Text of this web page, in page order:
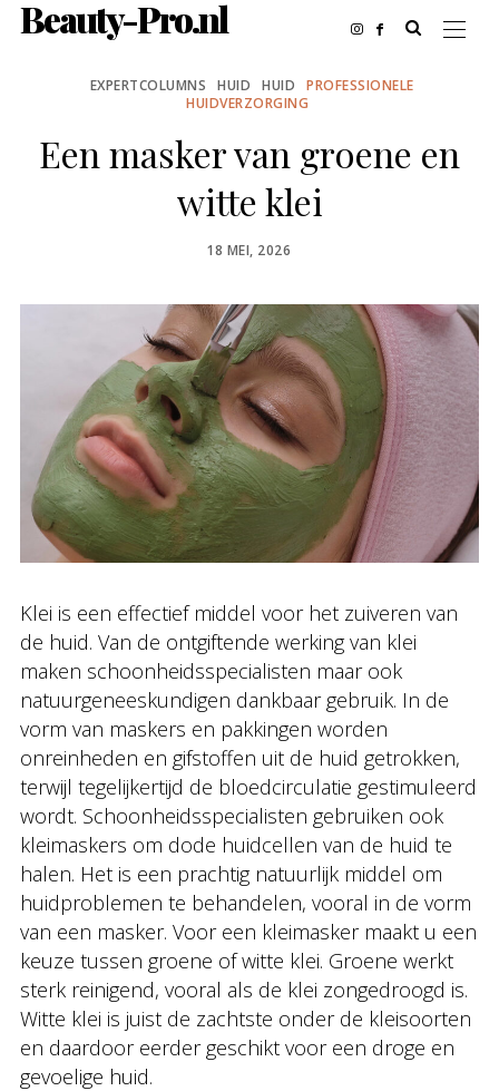
Beauty-Pro.nl
EXPERTCOLUMNS HUID HUID
PROFESSIONELE
HUIDVERZORGING
Een masker van groene en
witte klei
POSTED
18 MEI, 2026
Klei is een effectief middel voor het zuiveren van
de huid. Van de ontgiftende werking van klei
maken schoonheidsspecialisten maar ook
natuurgeneeskundigen dankbaar gebruik. In de
vorm van maskers en pakkingen worden
onreinheden en gifstoffen uit de huid getrokken,
terwijl tegelijkertijd de bloedcirculatie gestimuleerd
wordt. Schoonheidsspecialisten gebruiken ook
kleimaskers om dode huidcellen van de huid te
halen. Het is een prachtig natuurlijk middel om
huidproblemen te behandelen, vooral in de vorm
van een masker. Voor een kleimasker maakt u een
keuze tussen groene of witte klei. Groene werkt
sterk reinigend, vooral als de klei zongedroogd is.
Witte klei is juist de zachtste onder de kleisoorten
en daardoor eerder geschikt voor een droge en
gevoelige huid.